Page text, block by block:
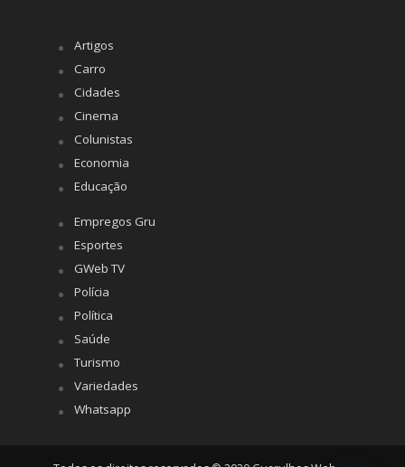
Artigos
Carro
Cidades
Cinema
Colunistas
Economia
Educação
Empregos Gru
Esportes
GWeb TV
Polícia
Política
Saúde
Turismo
Variedades
Whatsapp